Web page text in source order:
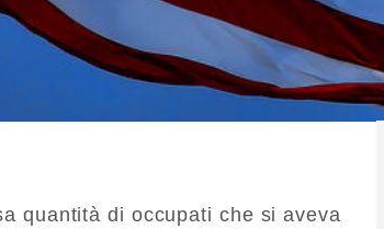
quantità di occupati che si aveva